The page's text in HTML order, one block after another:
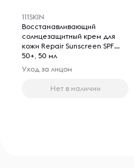
111SKIN
Восстанавливающий
солнцезащитный крем для
кожи Repair Sunscreen SPF
50+, 50 мл
Уход за лицом
Нет в наличии